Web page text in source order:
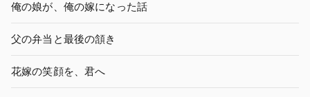
俺の娘が、俺の嫁になった話
父の弁当と最後の頷き
花嫁の笑顔を、君へ